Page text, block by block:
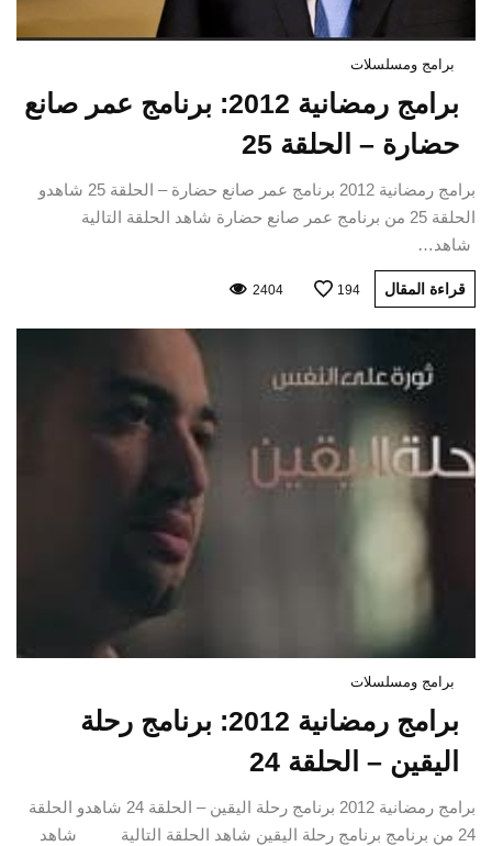
برامج ومسلسلات
برامج رمضانية 2012: برنامج عمر صانع
حضارة – الحلقة 25
برامج رمضانية 2012 برنامج عمر صانع حضارة – الحلقة 25 شاهدو
الحلقة 25 من برنامج عمر صانع حضارة شاهد الحلقة التالية
شاهد…
قراءة المقال 194
2404
برامج ومسلسلات
برامج رمضانية 2012: برنامج رحلة
اليقين – الحلقة 24
برامج رمضانية 2012 برنامج رحلة اليقين – الحلقة 24 شاهدو الحلقة
24 من برنامج برنامج رحلة اليقين شاهد الحلقة التالية شاهد